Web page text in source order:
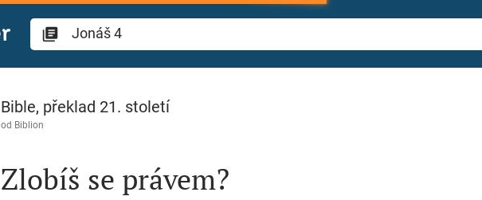
Jonáš 4
Bible, překlad 21. století
od Biblion
Zlobíš se právem?